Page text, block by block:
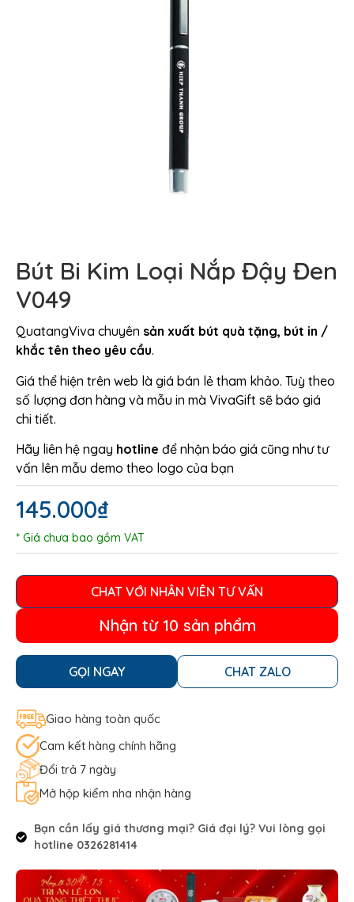
Bút Bi Kim Loại Nắp Đậy Đen
V049
QuatangViva chuyên sản xuất bút quà tặng, bút in /
khắc tên theo yêu cầu.
Giá thể hiện trên web là giá bán lẻ tham khảo. Tuỳ theo
số lượng đơn hàng và mẫu in mà VivaGift sẽ báo giá
chi tiết.
Hãy liên hệ ngay hotline để nhận báo giá cũng như tư
vấn lên mẫu demo theo logo của bạn
145.000₫
* Giá chưa bao gồm VAT
CHAT VỚI NHÂN VIÊN TƯ VẤN
Nhận từ 10 sản phẩm
GỌI NGAY CHAT ZALO
Giao hàng toàn quốc
Cam kết hàng chính hãng
Đổi trả 7 ngày
Mở hộp kiểm nha nhận hàng
Bạn cần lấy giá thương mại? Giá đại lý? Vui lòng gọi
hotline 0326281414